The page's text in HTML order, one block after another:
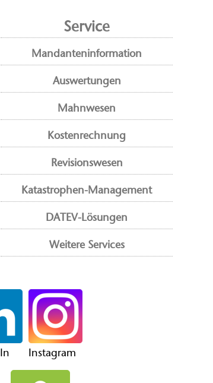
Service
Mandanteninformation
Auswertungen
Mahnwesen
Kostenrechnung
Revisionswesen
Katastrophen-Management
DATEV-Lösungen
Weitere Services
Instagram